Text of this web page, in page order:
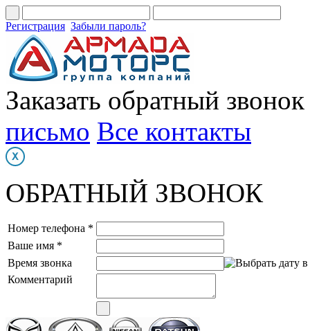
Регистрация Забыли пароль?
Заказать обратный звонок
письмо Все контакты
ОБРАТНЫЙ ЗВОНОК
Номер телефона *
Ваше имя *
Время звонка
Комментарий